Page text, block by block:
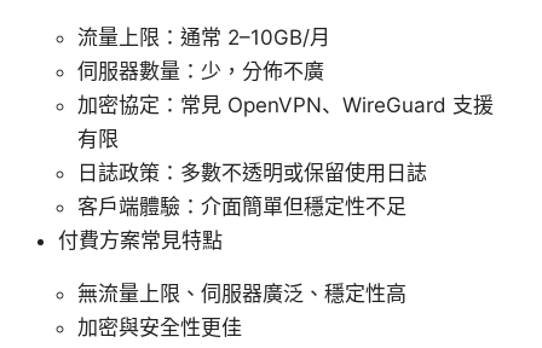
流量上限：通常 2–10GB/月
伺服器數量：少，分佈不廣
加密協定：常見 OpenVPN、WireGuard 支援
有限
日誌政策：多數不透明或保留使用日誌
客戶端體驗：介面簡單但穩定性不足
付費方案常見特點
無流量上限、伺服器廣泛、穩定性高
加密與安全性更佳